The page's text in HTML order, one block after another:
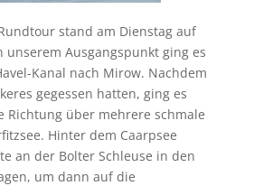
stand am Dienstag auf
unserem Ausgangspunkt ging es
Kanal nach Mirow. Nachdem
gegessen hatten, ging es
Richtung über mehrere schmale
Hinter dem Caarpsee
an der Bolter Schleuse in den
um dann auf die